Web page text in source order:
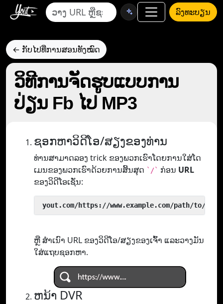
ລົງທະບຽນ
← ກັບໄປທີ່ການສອນທັງໝົດ
ວິທີການຈັດຮູບແບບການ
ປ່ຽນ Fb ໄປ MP3
ຊອກຫາວິດີໂອ/ສຽງຂອງທ່ານ
ທ່ານສາມາດລອງ trick ຂອງພວກເຮົາໂດຍການໃສ່ໂດ
ເມນຂອງພວກເຮົາດ້ວຍການສິ້ນສຸດ `/` ກ່ອນ URL
ຂອງວິດີໂອເຊັ່ນ:
yout.com/https://www.example.com/path/to/
ຫຼື ສຳເນົາ URL ຂອງວິດີໂອ/ສຽງຂອງເຈົ້າ ແລະວາງມັນ
ໃສ່ແຖບຊອກຫາ.
ຫນ້າ DVR